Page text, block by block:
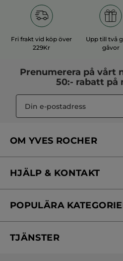
Fri frakt vid köp över
229Kr
Upp till två
gåvor
Prenumerera på vårt
50:- rabatt på
OM YVES ROCHER
Vårt engagemang
Skönhetstips
HJÄLP & KONTAKT
Kontakta oss
Online prislista
POPULÄRA
Erbjudanden
TJÄNSTER